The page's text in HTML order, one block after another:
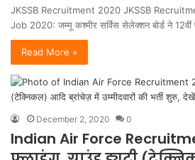
JKSSB Recruitment 2020 JKSSB
Job 2020: जम्‍मू कश्‍मीर सर्विस सेलेक्‍शन बोर्ड ने
Read More »
December 2, 2020 0
Indian Air Force